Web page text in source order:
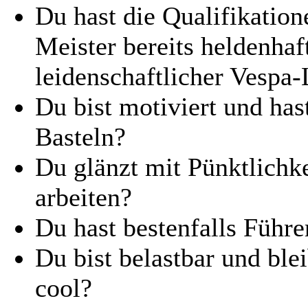
Du hast die
Meister bereits
leidenschaftlicher
Du bist motiviert und
Basteln?
Du glänzt mit
arbeiten?
Du hast bestenfalls
Du bist belastbar und
cool?